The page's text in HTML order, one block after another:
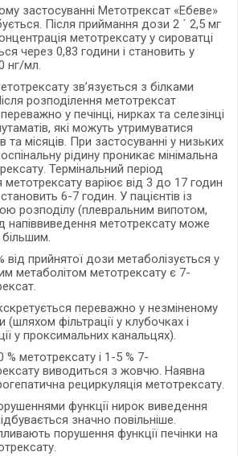
застосуванні Метотрексат «Ебеве»
Після приймання дози 2 ´ 2,5 мг
метотрексату у сироватці
через 0,83 години і становить у
нг/мл.
зв’язується з білками
розподілення метотрексат
у печінці, нирках та селезінці
які можуть утримуватися
та місяців. При застосуванні у низьких
рідину проникає мінімальна
Термінальний період
метотрексату варіює від 3 до 17 годин
6-7 годин. У пацієнтів із
розподілу (плевральним випотом,
напіввиведення метотрексату може
від прийнятої дози метаболізується у
метаболітом метотрексату є 7-
переважно у незміненому
(шляхом фільтрації у клубочках і
у проксимальних канальцях).
метотрексату і 1-5 % 7-
виводиться з жовчю. Наявна
рециркуляція метотрексату.
функції нирок виведення
значно повільніше.
порушення функції печінки на